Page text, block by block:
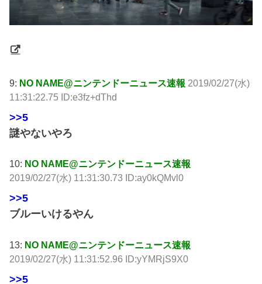
9: NO NAME@ニンテンドーニュース速報 2019/02/27(水)
11:31:22.75 ID:e3fz+dThd
>>5
謎やないやろ
10: NO NAME@ニンテンドーニュース速報
2019/02/27(水) 11:31:30.73 ID:ay0kQMvl0
>>5
ブルーいけるやん
13: NO NAME@ニンテンドーニュース速報
2019/02/27(水) 11:31:52.96 ID:yYMRjS9X0
>>5